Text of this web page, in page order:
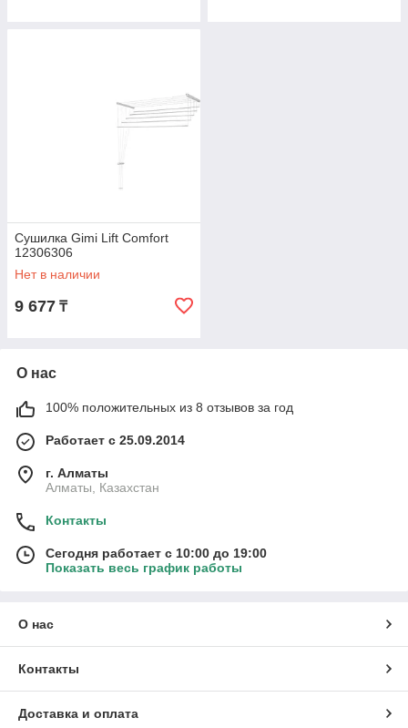
Сушилка Gimi Lift Comfort
12306306
Нет в наличии
9 677 ₸
О нас
100% положительных из 8 отзывов за год
Работает с 25.09.2014
г. Алматы
Алматы, Казахстан
Контакты
Сегодня работает с 10:00 до 19:00
Показать весь график работы
О нас
Контакты
Доставка и оплата